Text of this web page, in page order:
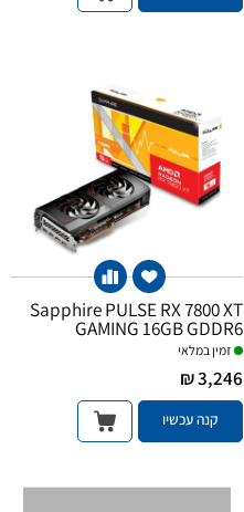
Sapphire PULSE RX 7800 XT
GAMING 16GB GDDR6
זמין במלאי
3,246 ₪
קנה עכשיו